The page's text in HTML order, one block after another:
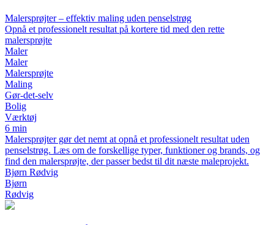
Malersprøjter – effektiv maling uden penselstrøg
Opnå et professionelt resultat på kortere tid med den rette
malersprøjte
Maler
Maler
Malersprøjte
Maling
Gør-det-selv
Bolig
Værktøj
6 min
Malersprøjter gør det nemt at opnå et professionelt resultat uden
penselstrøg. Læs om de forskellige typer, funktioner og brands, og
find den malersprøjte, der passer bedst til dit næste maleprojekt.
Bjørn Rødvig
Bjørn
Rødvig